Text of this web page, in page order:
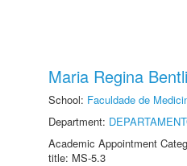
Maria Regina
School: Faculdade de
Department:
Academic Appointment
title: MS-5.3